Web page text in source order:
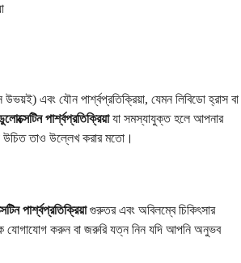
এবং যৌন পার্শ্বপ্রতিক্রিয়া, যেমন লিবিডো হ্রাস বা
পার্শ্বপ্রতিক্রিয়াযা সমস্যাযুক্ত হলে আপনার
উচিত তাও উল্লেখ করার মতো।
পার্শ্বপ্রতিক্রিয়াগুরুতর এবং অবিলম্বে চিকিৎসার
করুন বা জরুরি যত্ন নিন যদি আপনি অনুভব